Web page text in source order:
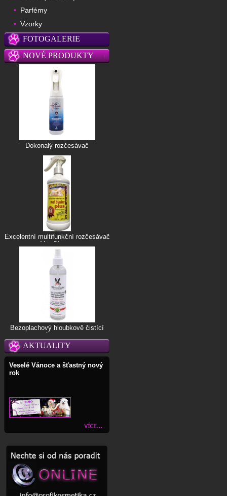
• Parfémy
• Vzorky
FOTOGALERIE
NOVÉ PRODUKTY
Dokonalý rozčesávač
Excelentní multifunkční rozčesávač
Mat Blaster
Bezoplachový hloubkově čistící
šampon
AKTUALITY
Veselé Vánoce a šťastný nový
rok